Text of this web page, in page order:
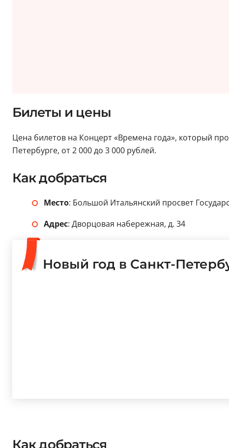
Билеты и цены
Цена билетов на Концерт «Времена года», который
Петербурге, от 2 000 до 3 000 рублей.
Как добраться
Новый год в Санкт-